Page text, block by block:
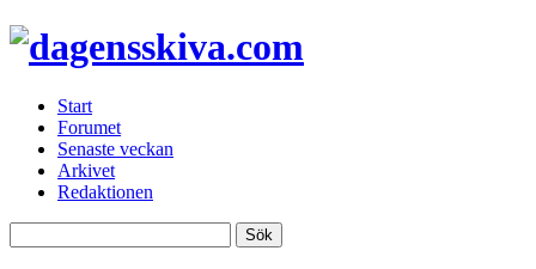
Start
Forumet
Senaste veckan
Arkivet
Redaktionen